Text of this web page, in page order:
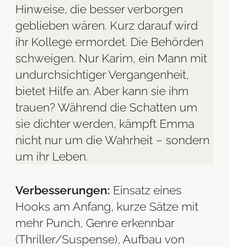
Hinweise, die besser verborgen
geblieben wären. Kurz darauf wird
ihr Kollege ermordet. Die Behörden
schweigen. Nur Karim, ein Mann mit
undurchsichtiger Vergangenheit,
bietet Hilfe an. Aber kann sie ihm
trauen? Während die Schatten um
sie dichter werden, kämpft Emma
nicht nur um die Wahrheit – sondern
um ihr Leben.
Verbesserungen: Einsatz eines
Hooks am Anfang, kurze Sätze mit
mehr Punch, Genre erkennbar
(Thriller/Suspense), Aufbau von